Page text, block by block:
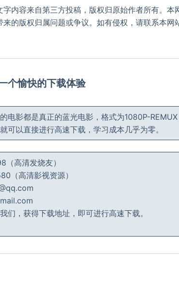
内容来自第三方投稿，版权归原始作者所有。本
的版权归属问题或争议。如有侵权，请联系本网
个愉快的下载体验
电影都是真正的蓝光电影，格式为1080P-
可以直接进行高速下载，学习成本几乎为零。
高清发烧友）
（高清影视资源）
们，获得下载地址，即可进行高速下载。